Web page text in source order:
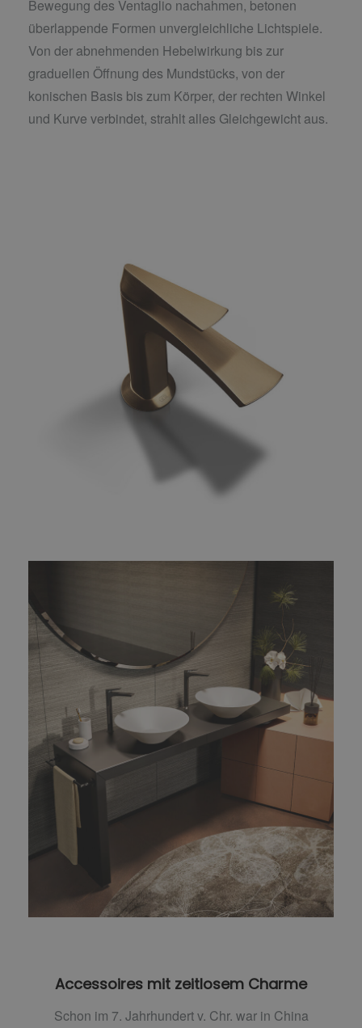
Bewegung des Ventaglio nachahmen, betonen
überlappende Formen unvergleichliche Lichtspiele.
Von der abnehmenden Hebelwirkung bis zur
graduellen Öffnung des Mundstücks, von der
konischen Basis bis zum Körper, der rechten Winkel
und Kurve verbindet, strahlt alles Gleichgewicht aus.
Accessoires mit zeitlosem Charme
Schon im 7. Jahrhundert v. Chr. war in China